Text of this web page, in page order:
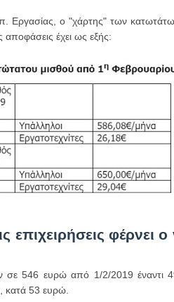
Εργασίας, ο "χάρτης" των
αποφάσεις έχει ως εξής:
επιχειρήσεις φέρνει ο
σε 546 ευρώ από 1/2/2019 έναντι
53 ευρώ.